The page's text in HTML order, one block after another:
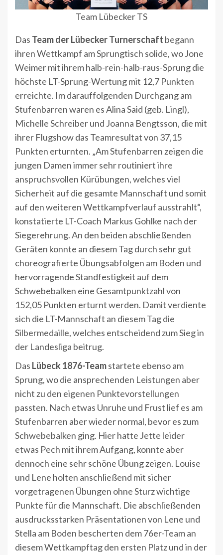
Team Lübecker TS
Das Team der Lübecker Turnerschaft begann
ihren Wettkampf am Sprungtisch solide, wo Jone
Weimer mit ihrem halb-rein-halb-raus-Sprung die
höchste LT-Sprung-Wertung mit 12,7 Punkten
erreichte. Im darauffolgenden Durchgang am
Stufenbarren waren es Alina Said (geb. Lingl),
Michelle Schreiber und Joanna Bengtsson, die mit
ihrer Flugshow das Teamresultat von 37,15
Punkten erturnten. „Am Stufenbarren zeigen die
jungen Damen immer sehr routiniert ihre
anspruchsvollen Kürübungen, welches viel
Sicherheit auf die gesamte Mannschaft und somit
auf den weiteren Wettkampfverlauf ausstrahlt“,
konstatierte LT-Coach Markus Gohlke nach der
Siegerehrung. An den beiden abschließenden
Geräten konnte an diesem Tag durch sehr gut
choreografierte Übungsabfolgen am Boden und
hervorragende Standfestigkeit auf dem
Schwebebalken eine Gesamtpunktzahl von
152,05 Punkten erturnt werden. Damit verdiente
sich die LT-Mannschaft an diesem Tag die
Silbermedaille, welches entscheidend zum Sieg in
der Landesliga beitrug.
Das Lübeck 1876-Teamstartete ebenso am
Sprung, wo die ansprechenden Leistungen aber
nicht zu den eigenen Punktevorstellungen
passten. Nach etwas Unruhe und Frust lief es am
Stufenbarren aber wieder normal, bevor es zum
Schwebebalken ging. Hier hatte Jette leider
etwas Pech mit ihrem Aufgang, konnte aber
dennoch eine sehr schöne Übung zeigen. Louise
und Lene holten anschließend mit sicher
vorgetragenen Übungen ohne Sturz wichtige
Punkte für die Mannschaft. Die abschließenden
ausdrucksstarken Präsentationen von Lene und
Stella am Boden bescherten dem 76er-Team an
diesem Wettkampftag den ersten Platz und in der